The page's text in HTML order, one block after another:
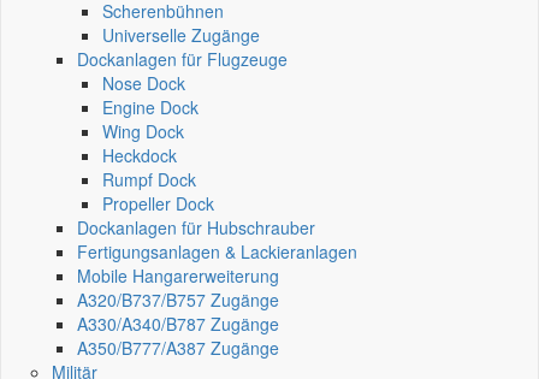
Scherenbühnen
Universelle Zugänge
Dockanlagen für Flugzeuge
Nose Dock
Engine Dock
Wing Dock
Heckdock
Rumpf Dock
Propeller Dock
Dockanlagen für Hubschrauber
Fertigungsanlagen & Lackieranlagen
Mobile Hangarerweiterung
A320/B737/B757 Zugänge
A330/A340/B787 Zugänge
A350/B777/A387 Zugänge
Militär